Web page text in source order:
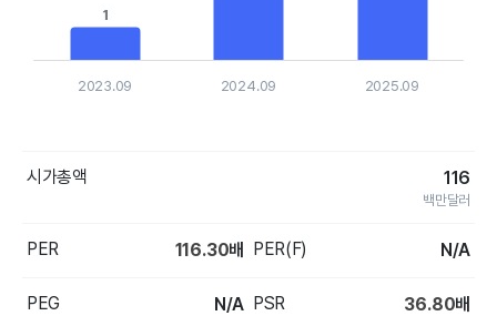
11
2023.09 2024.09 2025.09
시가총액 116
백만달러
PER 116.30배 PER(F) N/A
PEG N/A PSR 36.80배